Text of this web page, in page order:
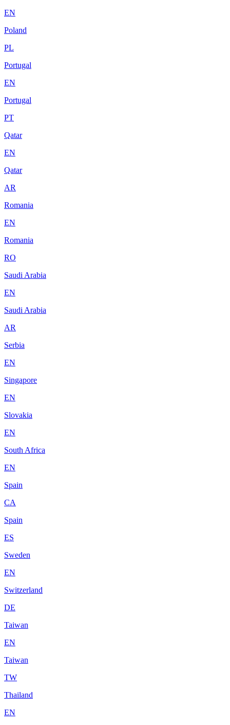
EN
Poland
PL
Portugal
EN
Portugal
PT
Qatar
EN
Qatar
AR
Romania
EN
Romania
RO
Saudi Arabia
EN
Saudi Arabia
AR
Serbia
EN
Singapore
EN
Slovakia
EN
South Africa
EN
Spain
CA
Spain
ES
Sweden
EN
Switzerland
DE
Taiwan
EN
Taiwan
TW
Thailand
EN